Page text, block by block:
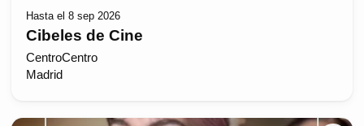
Hasta el 8 sep 2026
Cibeles de Cine
CentroCentro
Madrid